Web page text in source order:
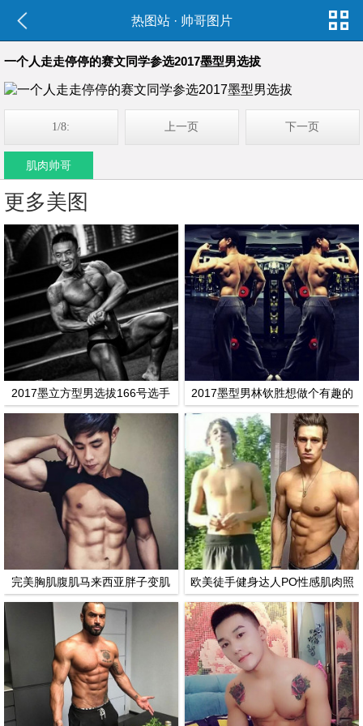
热图站· 帅哥图片
一个人走走停停的赛文同学参选2017墨型男选拔
1/8: 上一页 下一页
肌肉帅哥
更多美图
2017墨立方型男选拔166号选手
李帅宇真正型男
2017墨型男林钦胜想做个有趣的
人
完美胸肌腹肌马来西亚胖子变肌
肉男
欧美徒手健身达人PO性感肌肉照